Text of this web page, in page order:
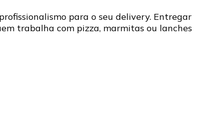
para o seu delivery. Entregar
trabalha com pizza, marmitas ou lanches